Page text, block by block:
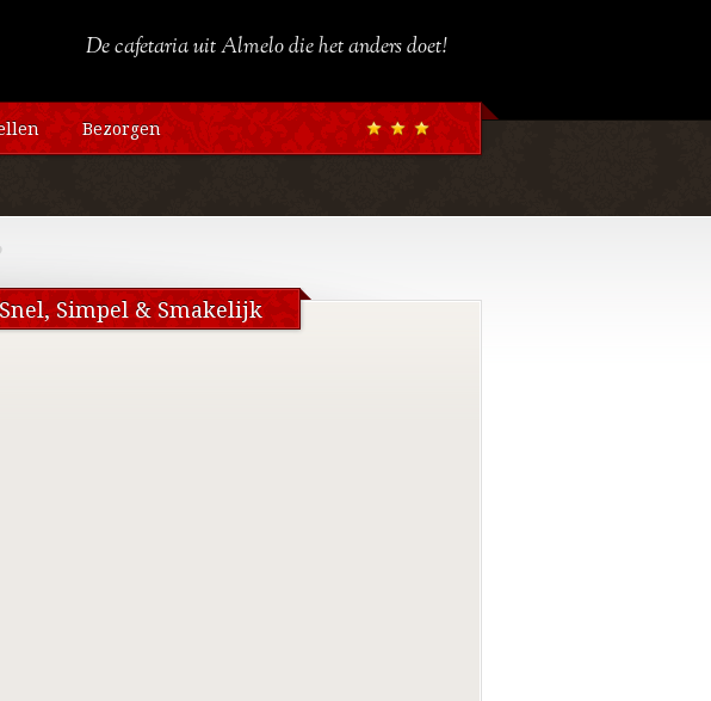
Bezorgen
De cafetaria uit Almelo die het anders doet!
Simpel & Smakelijk